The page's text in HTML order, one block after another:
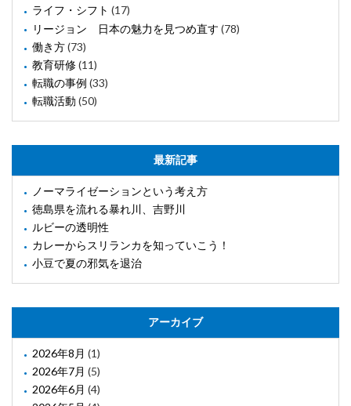
ライフ・シフト (17)
リージョン 日本の魅力を見つめ直す (78)
働き方(73)
教育研修(11)
転職の事例 (33)
転職活動 (50)
最新記事
ノーマライゼーションという考え方
徳島県を流れる暴れ川、吉野川
ルビーの透明性
カレーからスリランカを知っていこう！
小豆で夏の邪気を退治
アーカイブ
2026年8月 (1)
2026年7月 (5)
2026年6月 (4)